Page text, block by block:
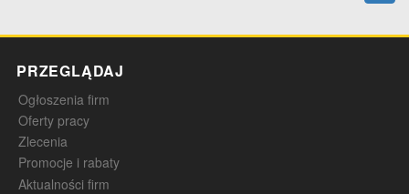
PRZEGLĄDAJ
Ogłoszenia firm
Oferty pracy
Zlecenia
Promocje i rabaty
Aktualności firm